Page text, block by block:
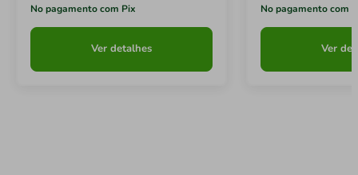
No pagamento com Pix
Ver detalhes
No pagamento com
Ver